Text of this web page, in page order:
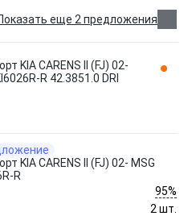
еще 2 предложения
KIA CARENS II (FJ) 02-
R 42.3851.0 DRI
KIA CARENS II (FJ) 02- MSG
R
95%
2 шт.